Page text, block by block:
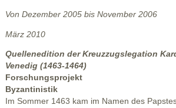
Von Dezember 2005 bis November 2006
März 2010
Quellenedition der Kreuzzugslegation
Venedig (1463-1464)
Forschungsprojekt
Byzantinistik
Im Sommer 1463 kam im Namen des